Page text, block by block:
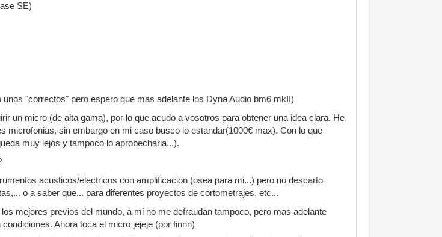
SE)
"correctos" pero espero que mas adelante los Dyna Audio bm6 mkII)
un micro (de alta gama), por lo que acudo a vosotros para obtener una idea clara. He
microfonias, sin embargo en mi caso busco lo estandar(1000€ max). Con lo que
muy lejos y tampoco lo aprobecharia...).
acusticos/electricos con amplificacion (osea para mi...) pero no descarto
o a saber que... para diferentes proyectos de cortometrajes, etc...
mejores previos del mundo, a mi no me defraudan tampoco, pero mas adelante
Ahora toca el micro jejeje (por finnn)